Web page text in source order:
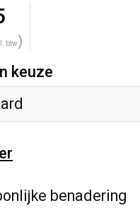
btw)
keuze
benadering